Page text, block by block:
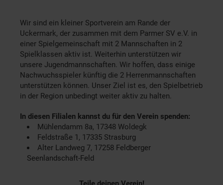
Wir sind ein kleiner Sportverein am Rande der
Uckermark, der zusammen mit dem Parmer SV e.V. in
einer Spielgemeinschaft mit 2 Mannschaften in 2
Spielklassen aktiv ist. Weiterhin unterstützen wir
unsere Jugendmannschaften. Wir hoffen, dass einige
Nachwuchsspieler künftig die 2 Herrenmannschaften
unterstützen können. Unser Ziel ist es, den Spielbetrieb
in der Region unbedingt weiter aktiv zu halten.
In diesen Filialen kannst du für den Verein spenden:
Mühlendamm 8a, 17348 Woldegk
Feldstraße 1, 17335 Strasburg
Alter Landweg 7, 17258 Feldberger
Seenlandschaft-Feld